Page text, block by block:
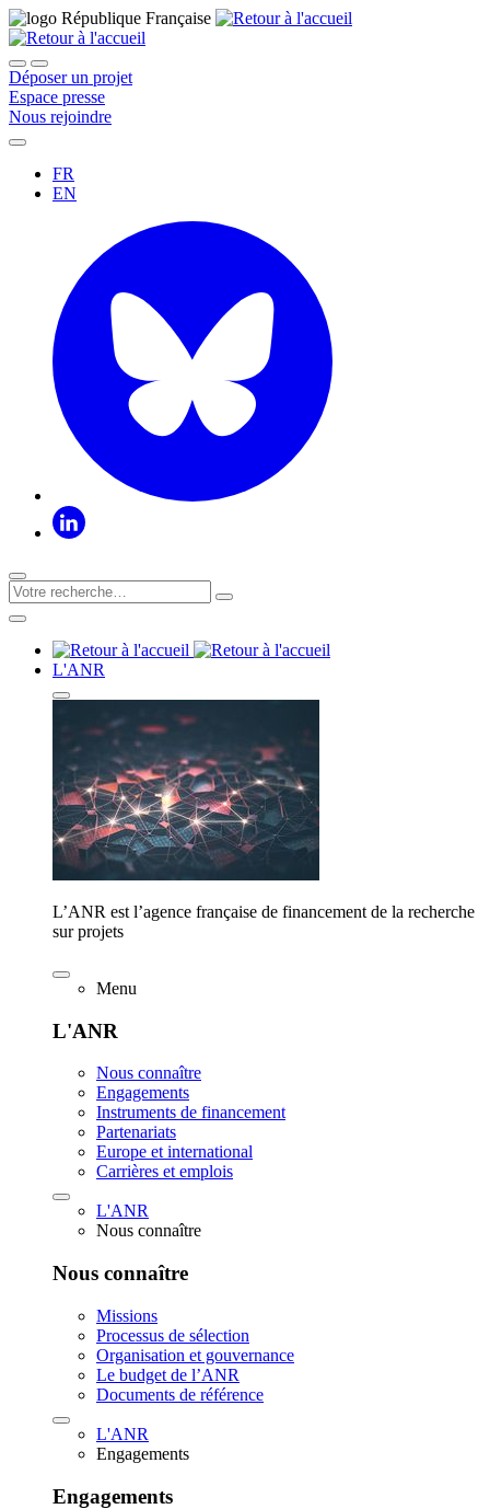
Déposer un projet
Espace presse
Nous rejoindre
FR
EN
L'ANR
L’ANR est l’agence française de financement de la recherche
sur projets
Menu
L'ANR
Nous connaître
Engagements
Instruments de financement
Partenariats
Europe et international
Carrières et emplois
L'ANR
Nous connaître
Nous connaître
Missions
Processus de sélection
Organisation et gouvernance
Le budget de l’ANR
Documents de référence
L'ANR
Engagements
Engagements